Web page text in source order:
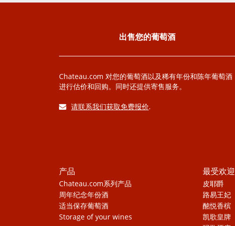
出售您的葡萄酒
Chateau.com 对您的葡萄酒以及稀有年份和陈年葡萄酒
进行估价和回购。同时还提供寄售服务。
请联系我们获取免费报价.
产品
Chateau.com系列产品
周年纪念年份酒
适当保存葡萄酒
Storage of your wines
最受欢
皮耶爵
路易王妃
酩悦香槟
凯歌皇牌